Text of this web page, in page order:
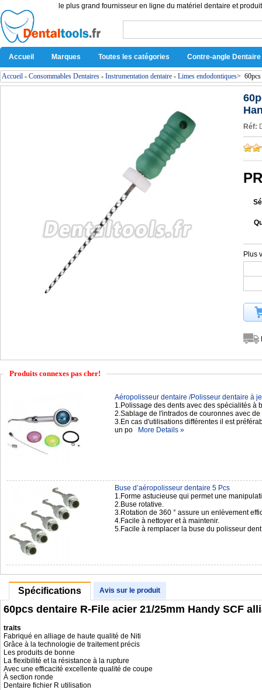
le plus grand fournisseur en ligne du matériel dentaire et
Accueil Marques Toutes les catégories Contre-angle Dentaire
Accueil - Consommables Dentaires - Instrumentation dentaire - Limes endodontiques>
Réf:
Plus
Produits connexes pas cher!
Aéropolisseur dentaire /Polisseur dentaire à
1.Polissage des dents avec des spécialités à
2.Sablage de l'intrados de couronnes avec
3.En cas d'utilisations différentes il est
un po
More Details »
Buse d’aéropolisseur dentaire 5 Pcs
1.Forme astucieuse qui permet une
2.Buse rotative.
3.Rotation de 360 ° assure un enlèvement
4.Facile à nettoyer et à maintenir.
5.Facile à remplacer la buse du polisseur
Spécifications Avis sur le produit
60pcs dentaire R-File acier 21/25mm Handy SCF
traits
Fabriqué en alliage de haute qualité de Niti
Grâce à la technologie de traitement précis
Les produits de bonne
La flexibilité et la résistance à la rupture
Avec une efficacité excellente qualité de coupe
À section ronde
Dentaire fichier R utilisation